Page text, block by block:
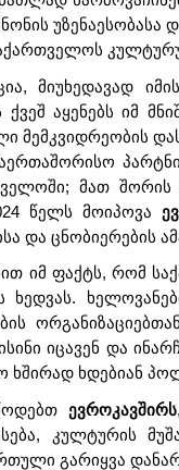
უზენაესობასა
მიუხედავად
ქვეშ აყენებს იმ
მემკვიდრეობის
მათ შორის
წელს მოიპოვა
და ცნობიერების
იმ ფაქტს, რომ
იცავენ და
ხდებიან
ევროკავშირს
კულტურის
გარიყვა